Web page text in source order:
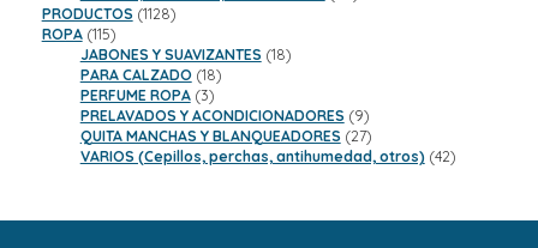
PRODUCTOS 11281128
ROPA 115115
productos
JABONES Y SUAVIZANTES 1818
PARA CALZADO 1818
PERFUME ROPA 33
productos
PRELAVADOS Y ACONDICIONADORES 99
productos
QUITA MANCHAS Y BLANQUEADORES 2727
productos
VARIOS (Cepillos, perchas, antihumedad, otros) 4242